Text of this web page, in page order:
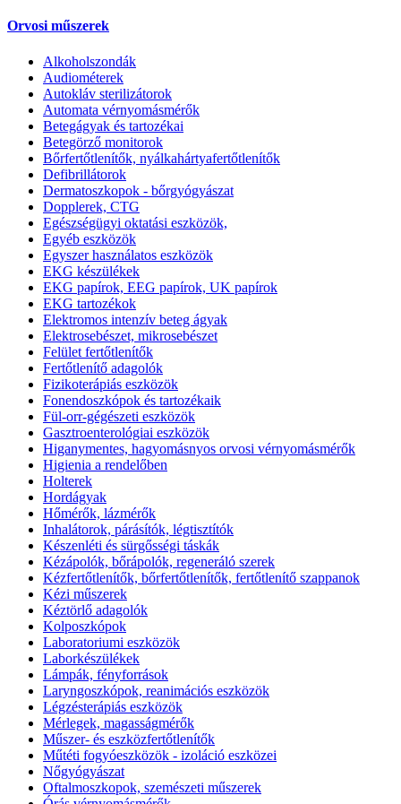
Orvosi műszerek
Alkoholszondák
Audiométerek
Autokláv sterilizátorok
Automata vérnyomásmérők
Betegágyak és tartozékai
Betegörző monitorok
Bőrfertőtlenítők, nyálkahártyafertőtlenítők
Defibrillátorok
Dermatoszkopok - bőrgyógyászat
Dopplerek, CTG
Egészségügyi oktatási eszközök,
Egyéb eszközök
Egyszer használatos eszközök
EKG készülékek
EKG papírok, EEG papírok, UK papírok
EKG tartozékok
Elektromos intenzív beteg ágyak
Elektrosebészet, mikrosebészet
Felület fertőtlenítők
Fertőtlenítő adagolók
Fizikoterápiás eszközök
Fonendoszkópok és tartozékaik
Fül-orr-gégészeti eszközök
Gasztroenterológiai eszközök
Higanymentes, hagyomásnyos orvosi vérnyomásmérők
Higienia a rendelőben
Holterek
Hordágyak
Hőmérők, lázmérők
Inhalátorok, párásítók, légtisztítók
Készenléti és sürgősségi táskák
Kézápolók, bőrápolók, regeneráló szerek
Kézfertőtlenítők, bőrfertőtlenítők, fertőtlenítő szappanok
Kézi műszerek
Kéztörlő adagolók
Kolposzkópok
Laboratoriumi eszközök
Laborkészülékek
Lámpák, fényforrások
Laryngoszkópok, reanimációs eszközök
Légzésterápiás eszközök
Mérlegek, magasságmérők
Műszer- és eszközfertőtlenítők
Műtéti fogyóeszközök - izoláció eszközei
Nőgyógyászat
Oftalmoszkopok, szemészeti műszerek